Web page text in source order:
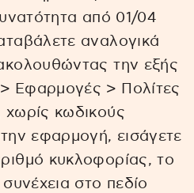
από 01/04
αναλογικά
την εξής
Εφαρμογές > Πολίτες
κωδικούς
εφαρμογή, εισάγετε
κυκλοφορίας, το
στο πεδίο